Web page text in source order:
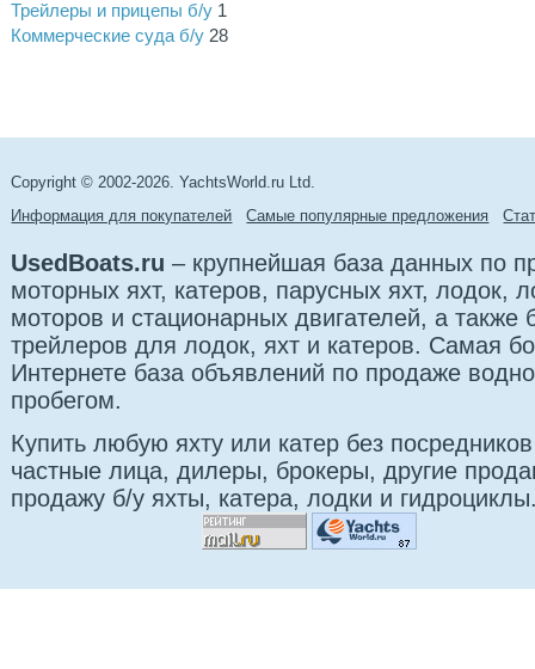
Трейлеры и прицепы б/у 1
Коммерческие суда б/у 28
Copyright © 2002-2026. YachtsWorld.ru Ltd.
Информация для покупателей
Самые популярные предложения
UsedBoats.ru – крупнейшая база данных по
моторных яхт, катеров, парусных яхт, лодок,
моторов и стационарных двигателей, а также
трейлеров для лодок, яхт и катеров. Самая
Интернете база объявлений по продаже
пробегом.
Купить любую яхту или катер без
частные лица, дилеры, брокеры, другие
продажу б/у яхты, катера, лодки и